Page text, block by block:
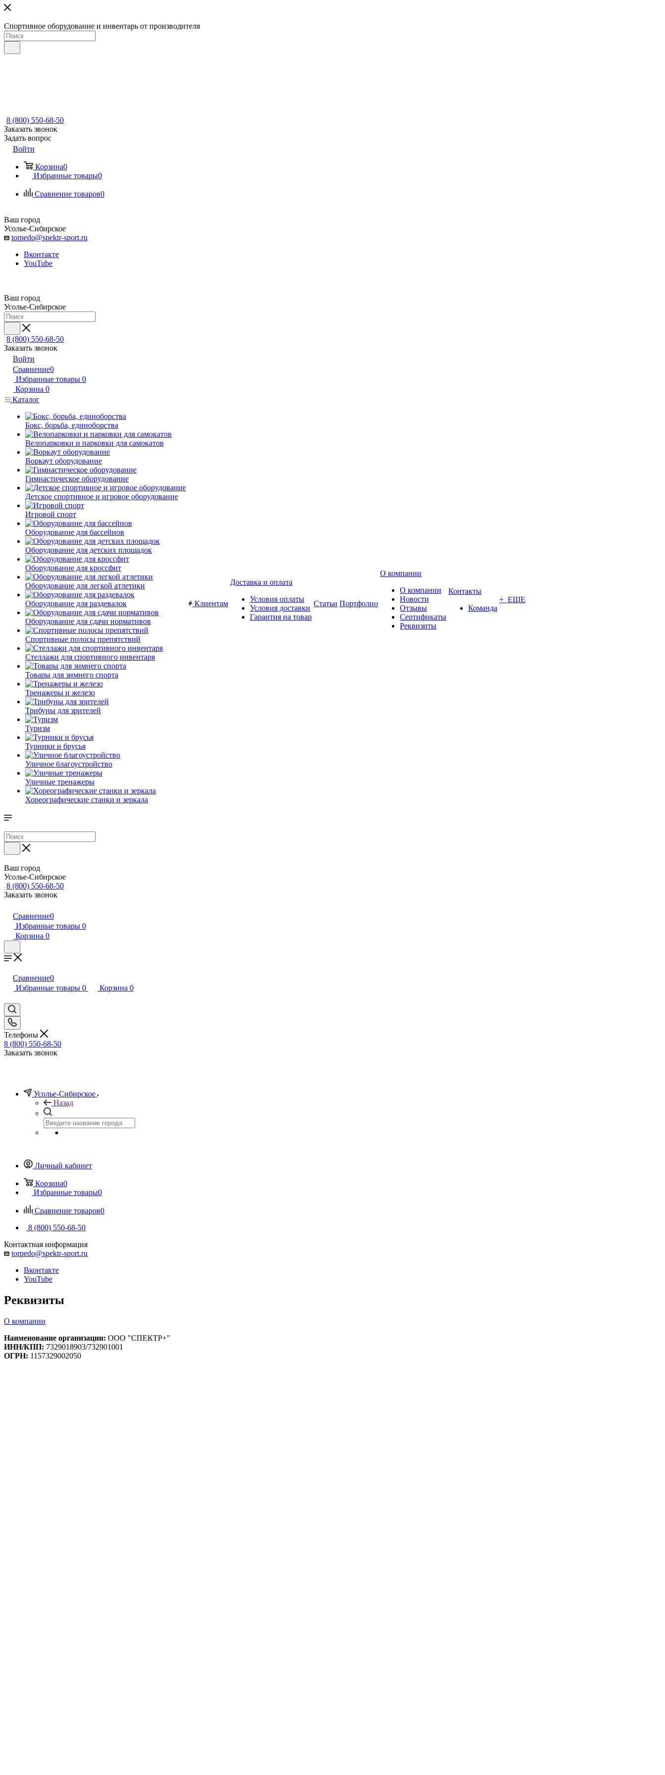
Спортивное оборудование и инвентарь от производителя
8 (800) 550-68-50
Заказать звонок
Задать вопрос
Войти
Корзина0
Избранные товары0
Сравнение товаров0
Ваш город
Усолье-Сибирское
torpedo@spektr-sport.ru
Вконтакте
YouTube
Ваш город
Усолье-Сибирское
8 (800) 550-68-50
Заказать звонок
Войти
Сравнение0
Избранные товары 0
Корзина 0
Каталог
Бокс, борьба, единоборства
Велопарковки и парковки для самокатов
Воркаут оборудование
Гимнастическое оборудование
Детское спортивное и игровое оборудование
Игровой спорт
Оборудование для бассейнов
Оборудование для детских площадок
Оборудование для кроссфит
Оборудование для легкой атлетики
Оборудование для раздевалок
Оборудование для сдачи нормативов
Спортивные полосы препятствий
Стеллажи для спортивного инвентаря
Товары для зимнего спорта
Тренажеры и железо
Трибуны для зрителей
Туризм
Турники и брусья
Уличное благоустройство
Уличные тренажеры
Хореографические станки и зеркала
Клиентам
Доставка и оплата
Условия оплаты
Условия доставки
Гарантия на товар
Статьи Портфолио
О компании
О компании
Новости
Отзывы
Сертификаты
Реквизиты
Контакты
Команда
+ ЕЩЕ
Ваш город
Усолье-Сибирское
8 (800) 550-68-50
Заказать звонок
Сравнение0
Избранные товары 0
Корзина 0
Сравнение0
Избранные товары 0 Корзина 0
Телефоны
8 (800) 550-68-50
Заказать звонок
Усолье-Сибирское
Назад
Личный кабинет
Корзина0
Избранные товары0
Сравнение товаров0
8 (800) 550-68-50
Контактная информация
torpedo@spektr-sport.ru
Вконтакте
YouTube
Реквизиты
О компании
Наименование организации: ООО "СПЕКТР+"
ИНН/КПП: 7329018903/732901001
ОГРН: 1157329002050